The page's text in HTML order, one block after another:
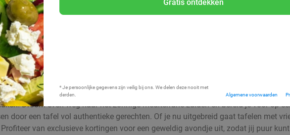
Gratis ontdekken
* Je persoonlijke gegevens zijn veilig bij ons. We delen deze nooit met
derden.
Algemene voorwaarden
Droom even weg naar het zonnige mediterrane zuiden en bereid je voor op
door een tafel vol authentieke gerechten. Of je nu uitgebreid gaat tafelen met
van exclusieve kortingen voor een geweldig avondje uit, zodat jij puur